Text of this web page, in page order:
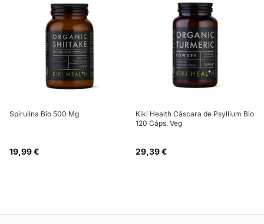
Spirulina Bio 500 Mg
19,99 €
Kiki Health Cáscara de Psyllium Bio
120 Cáps. Veg
29,39 €